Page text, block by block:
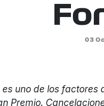
03
es uno de los
Premio.